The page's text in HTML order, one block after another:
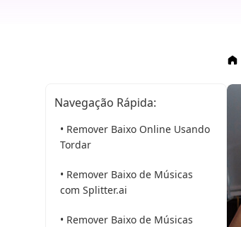
Navegação Rápida:
• Remover Baixo Online Usando
Tordar
• Remover Baixo de Músicas
com Splitter.ai
• Remover Baixo de Músicas